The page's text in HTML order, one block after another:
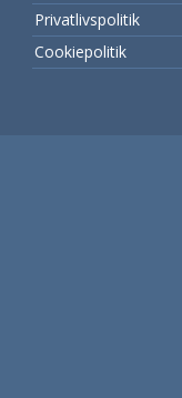
Privatlivspolitik
Cookiepolitik